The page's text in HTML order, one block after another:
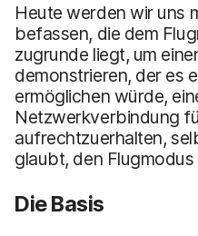
Heute werden wir uns
befassen, die dem
zugrunde liegt, um
demonstrieren, der es
ermöglichen würde,
Netzwerkverbindung
aufrechtzuerhalten,
glaubt, den
Die Basis